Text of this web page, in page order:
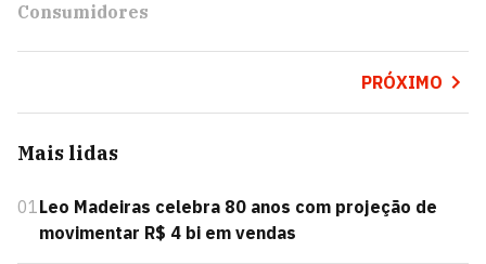
Consumidores
PRÓXIMO
Mais lidas
01Leo Madeiras celebra 80 anos com projeção de
movimentar R$ 4 bi em vendas